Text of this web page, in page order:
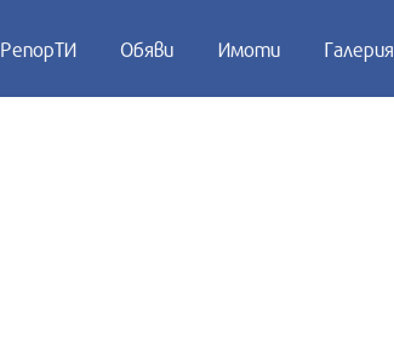
РепорТИ Обяви Имоти Галерия